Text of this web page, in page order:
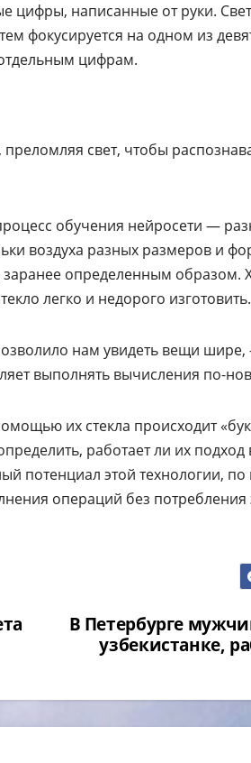
цифры, написанные от руки.
фокусируется на одном из
цифрам.
свет, чтобы
обучения нейросети —
воздуха разных размеров и
определенным образом.
легко и недорого изготовить.
нам увидеть вещи
выполнять вычисления по-
их стекла происходит
работает ли их
потенциал этой технологии,
операций без потребления
В Петербурге
узбекистанке,